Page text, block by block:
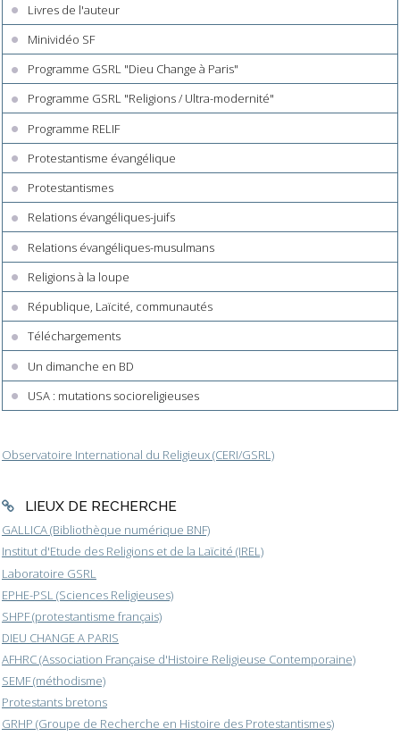
Livres de l'auteur
Minividéo SF
Programme GSRL "Dieu Change à Paris"
Programme GSRL "Religions / Ultra-modernité"
Programme RELIF
Protestantisme évangélique
Protestantismes
Relations évangéliques-juifs
Relations évangéliques-musulmans
Religions à la loupe
République, Laïcité, communautés
Téléchargements
Un dimanche en BD
USA : mutations socioreligieuses
Observatoire International du Religieux (CERI/GSRL)
LIEUX DE RECHERCHE
GALLICA (Bibliothèque numérique BNF)
Institut d'Etude des Religions et de la Laïcité (IREL)
Laboratoire GSRL
EPHE-PSL (Sciences Religieuses)
SHPF (protestantisme français)
DIEU CHANGE A PARIS
AFHRC (Association Française d'Histoire Religieuse Contemporaine)
SEMF (méthodisme)
Protestants bretons
GRHP (Groupe de Recherche en Histoire des Protestantismes)